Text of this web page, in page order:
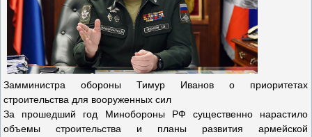
Замминистра обороны Тимур Иванов о приоритетах
строительства для вооруженных сил
За прошедший год Минобороны РФ существенно нарастило
объемы строительства и планы развития армейской